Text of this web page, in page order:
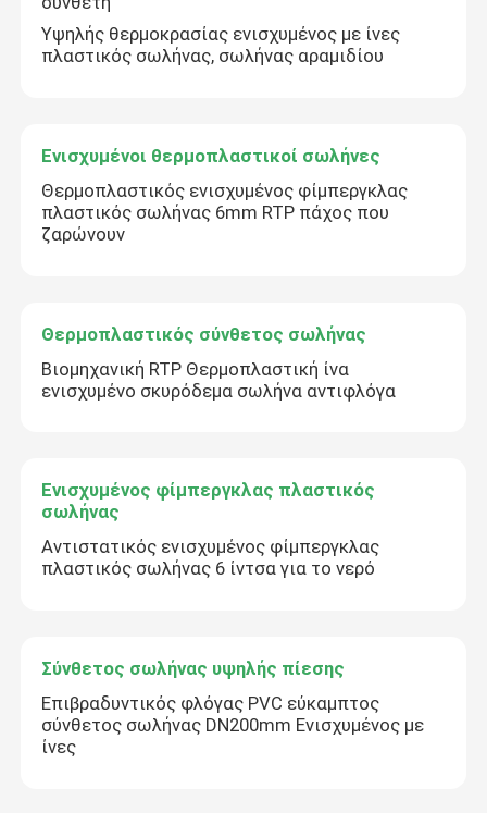
Υψηλής θερμοκρασίας ενισχυμένος με ίνες
πλαστικός σωλήνας, σωλήνας αραμιδίου
Ενισχυμένοι θερμοπλαστικοί σωλήνες
Θερμοπλαστικός ενισχυμένος φίμπεργκλας
πλαστικός σωλήνας 6mm RTP πάχος που
ζαρώνουν
Θερμοπλαστικός σύνθετος σωλήνας
Βιομηχανική RTP Θερμοπλαστική ίνα
ενισχυμένο σκυρόδεμα σωλήνα αντιφλόγα
Ενισχυμένος φίμπεργκλας πλαστικός
σωλήνας
Αντιστατικός ενισχυμένος φίμπεργκλας
πλαστικός σωλήνας 6 ίντσα για το νερό
Σύνθετος σωλήνας υψηλής πίεσης
Επιβραδυντικός φλόγας PVC εύκαμπτος
σύνθετος σωλήνας DN200mm Ενισχυμένος με
ίνες